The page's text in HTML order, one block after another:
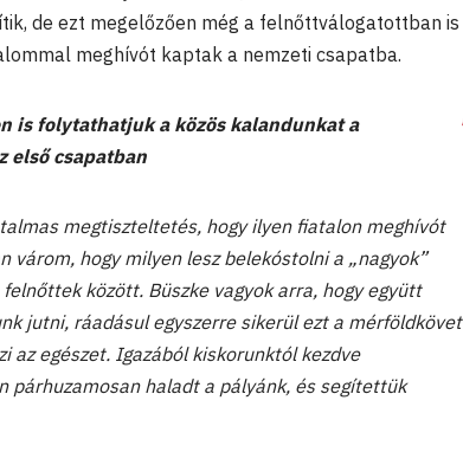
de ezt megelőzően még a felnőttválogatottban is
meghívót kaptak a nemzeti csapatba.
is folytathatjuk a közös kalandunkat a
első csapatban
megtiszteltetés, hogy ilyen fiatalon meghívót
hogy milyen lesz belekóstolni a „nagyok”
között. Büszke vagyok arra, hogy együtt
jutni, ráadásul egyszerre sikerül ezt a mérföldkövet
az egészet. Igazából kiskorunktól kezdve
párhuzamosan haladt a pályánk, és segítettük